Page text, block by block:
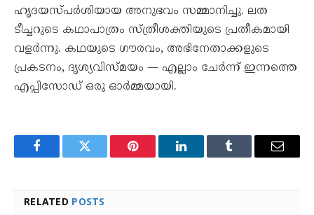
ഹൃദയസ്പർശിയായ അനുഭവം സമ്മാനിച്ചു. ലത
ടീച്ചറുടെ കഥാപാത്രം സ്ത്രീശക്തിയുടെ പ്രതീകമായി
വളർന്നു. കഥയുടെ ഗൗരവം, അഭിനേതാക്കളുടെ
പ്രകടനം, ദൃശ്യവിസ്മയം — എല്ലാം ചേർന്ന് ഇന്നത്തെ
എപ്പിസോഡ് ഒരു ഓർമ്മയായി.
FacebookTwitter Pinterest LinkedInTumblr Email
RELATED POSTS